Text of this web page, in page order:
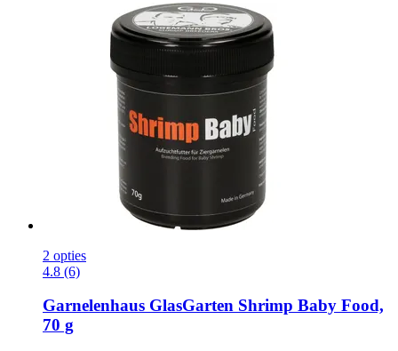
2 opties
4.8 (6)
Garnelenhaus GlasGarten Shrimp Baby Food,
70 g